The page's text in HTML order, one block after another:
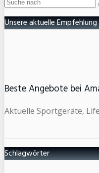
Unsere aktuelle Empfehlung
Beste Angebote bei
Aktuelle Sportgeräte,
Schlagwörter